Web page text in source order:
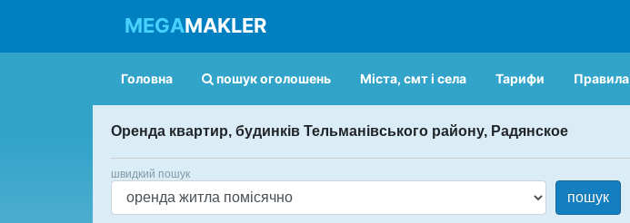
MEGAMAKLER
Головна пошук оголошень Міста, смт і села Тарифи Правила
Оренда квартир, будинків Тельманівського району, Радянское
швидкий пошук
пошук